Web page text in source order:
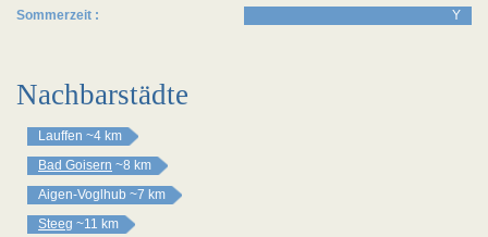
Sommerzeit :
Y
Nachbarstädte
Lauffen ~4 km
Bad Goisern ~8 km
Aigen-Voglhub ~7 km
Steeg ~11 km